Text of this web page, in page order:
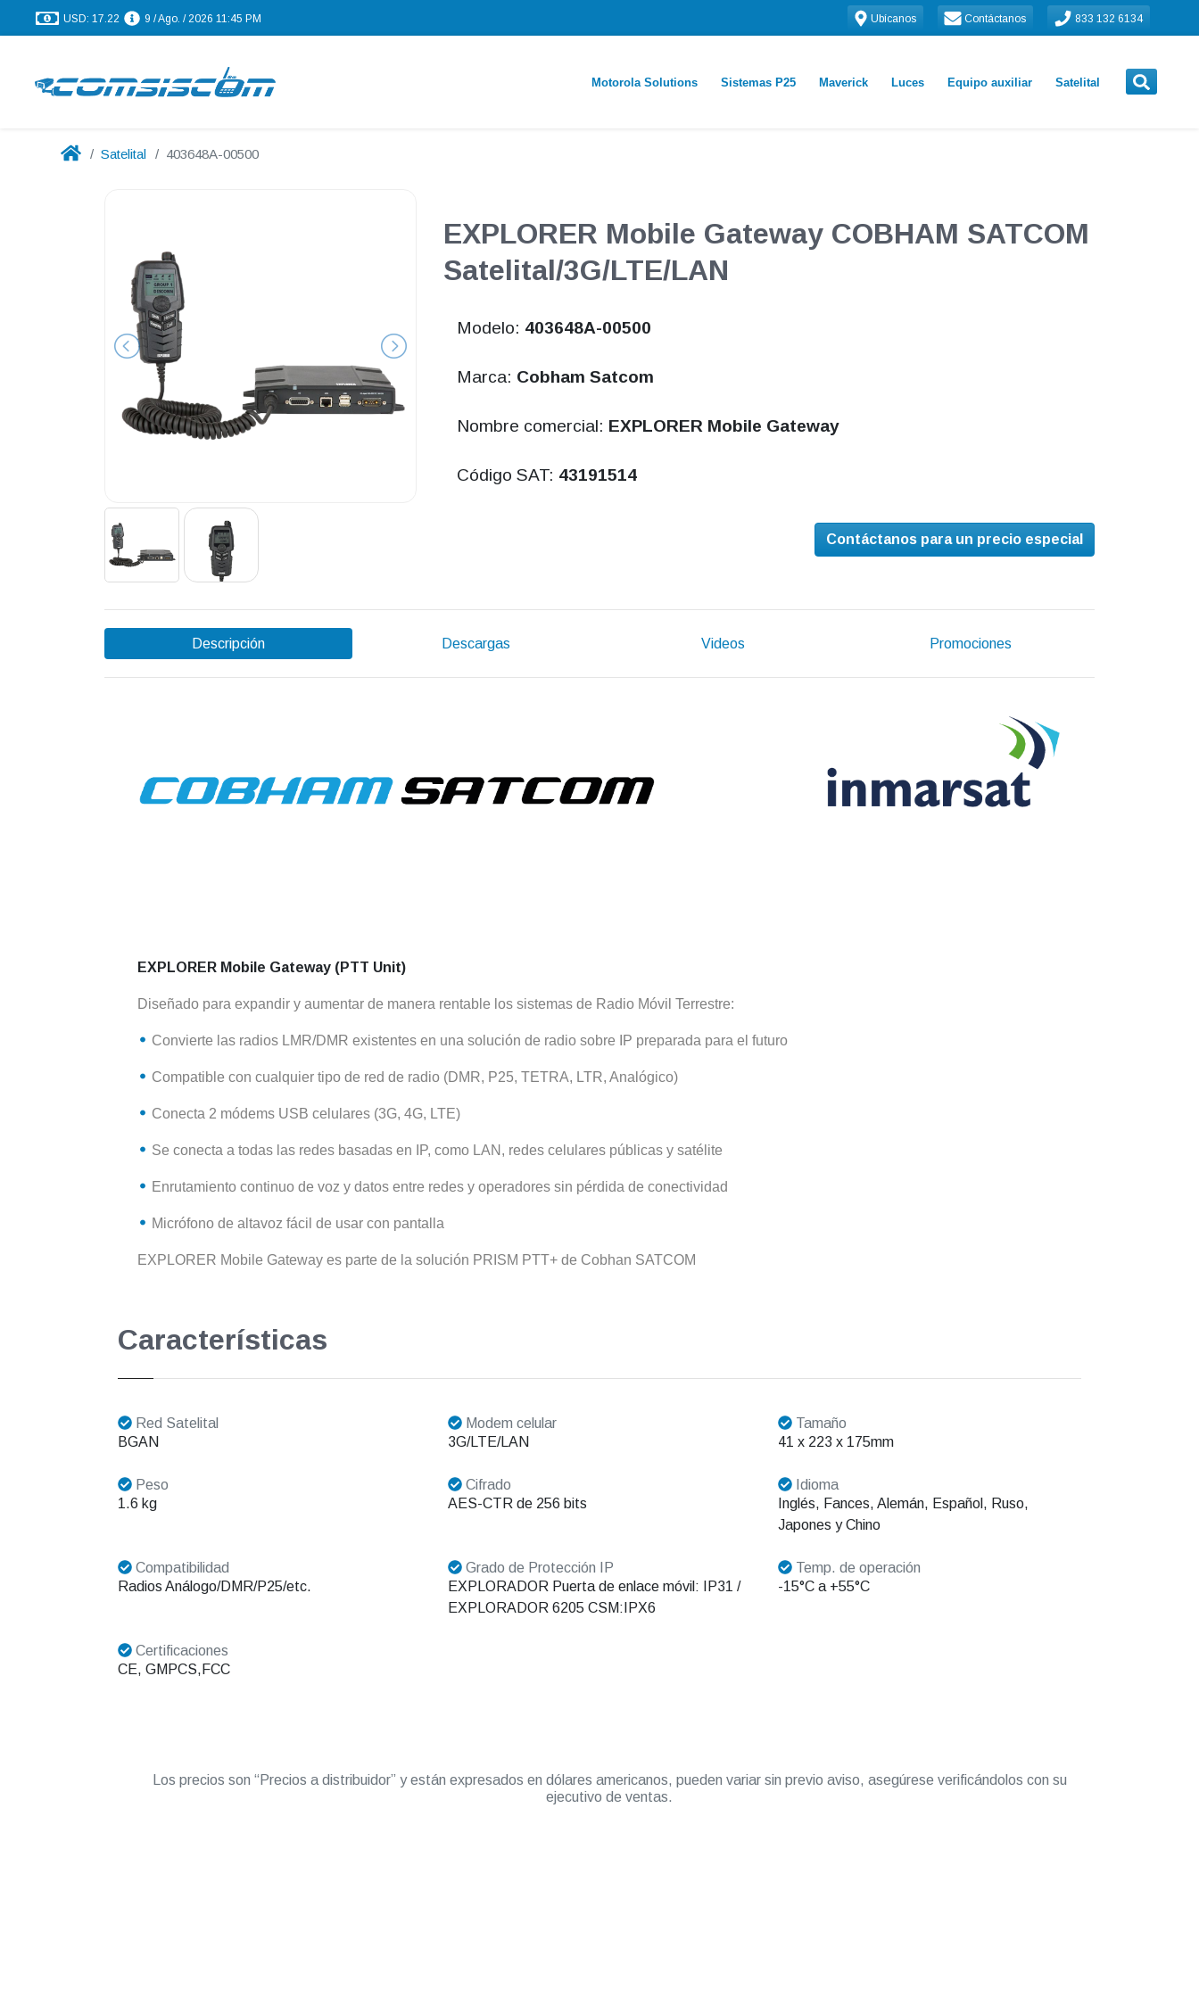
USD: 17.22 9 / Ago. / 2026 11:45 PM Ubícanos Contáctanos 833 132 6134
Motorola Solutions Sistemas P25 Maverick Luces Equipo auxiliar Satelital
Satelital 403648A-00500
EXPLORER Mobile Gateway COBHAM SATCOM
Satelital/3G/LTE/LAN
Modelo: 403648A-00500
Marca: Cobham Satcom
Nombre comercial: EXPLORER Mobile Gateway
Código SAT: 43191514
Contáctanos para un precio especial
Descripción Descargas Videos Promociones
EXPLORER Mobile Gateway (PTT Unit)
Diseñado para expandir y aumentar de manera rentable los sistemas de Radio Móvil Terrestre:
Convierte las radios LMR/DMR existentes en una solución de radio sobre IP preparada para el futuro
Compatible con cualquier tipo de red de radio (DMR, P25, TETRA, LTR, Analógico)
Conecta 2 módems USB celulares (3G, 4G, LTE)
Se conecta a todas las redes basadas en IP, como LAN, redes celulares públicas y satélite
Enrutamiento continuo de voz y datos entre redes y operadores sin pérdida de conectividad
Micrófono de altavoz fácil de usar con pantalla
EXPLORER Mobile Gateway es parte de la solución PRISM PTT+ de Cobhan SATCOM
Características
Red Satelital
BGAN
Modem celular
3G/LTE/LAN
Tamaño
41 x 223 x 175mm
Peso
1.6 kg
Cifrado
AES-CTR de 256 bits
Idioma
Inglés, Fances, Alemán, Español, Ruso,
Japones y Chino
Compatibilidad
Radios Análogo/DMR/P25/etc.
Grado de Protección IP
EXPLORADOR Puerta de enlace móvil: IP31 /
EXPLORADOR 6205 CSM:IPX6
Temp. de operación
-15°C a +55°C
Certificaciones
CE, GMPCS,FCC
Los precios son “Precios a distribuidor” y están expresados en dólares americanos, pueden variar sin previo aviso, asegúrese verificándolos con su
ejecutivo de ventas.